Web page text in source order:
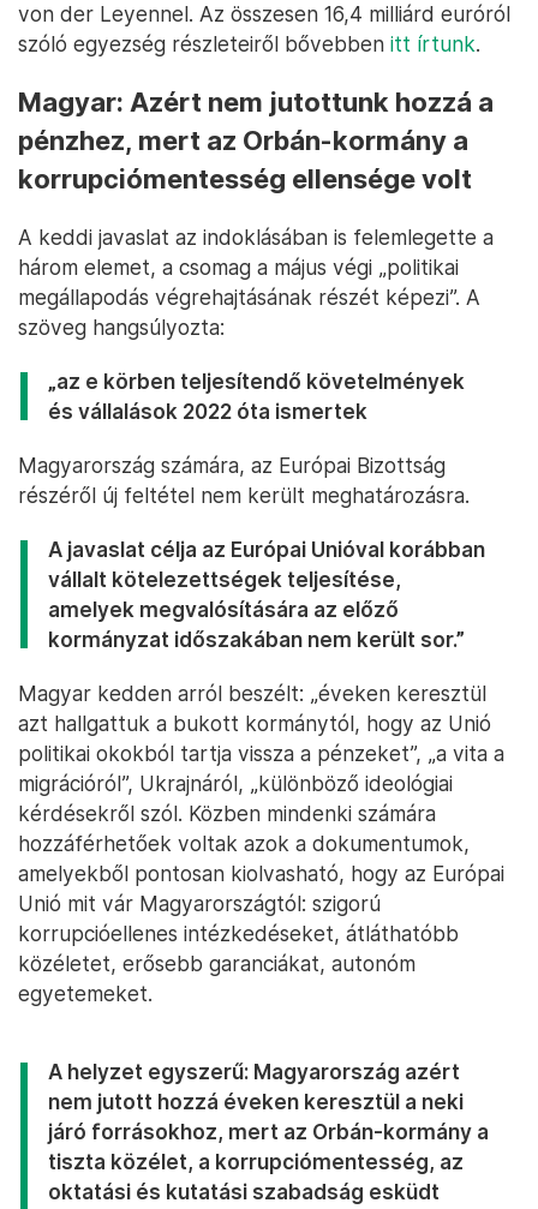
von der Leyennel. Az összesen 16,4 milliárd euróról
szóló egyezség részleteiről bővebben itt írtunk.
Magyar: Azért nem jutottunk hozzá a
pénzhez, mert az Orbán-kormány a
korrupciómentesség ellensége volt
A keddi javaslat az indoklásában is felemlegette a
három elemet, a csomag a május végi „politikai
megállapodás végrehajtásának részét képezi”. A
szöveg hangsúlyozta:
„az e körben teljesítendő követelmények
és vállalások 2022 óta ismertek
Magyarország számára, az Európai Bizottság
részéről új feltétel nem került meghatározásra.
A javaslat célja az Európai Unióval korábban
vállalt kötelezettségek teljesítése,
amelyek megvalósítására az előző
kormányzat időszakában nem került sor.”
Magyar kedden arról beszélt: „éveken keresztül
azt hallgattuk a bukott kormánytól, hogy az Unió
politikai okokból tartja vissza a pénzeket”, „a vita a
migrációról”, Ukrajnáról, „különböző ideológiai
kérdésekről szól. Közben mindenki számára
hozzáférhetőek voltak azok a dokumentumok,
amelyekből pontosan kiolvasható, hogy az Európai
Unió mit vár Magyarországtól: szigorú
korrupcióellenes intézkedéseket, átláthatóbb
közéletet, erősebb garanciákat, autonóm
egyetemeket.
A helyzet egyszerű: Magyarország azért
nem jutott hozzá éveken keresztül a neki
járó forrásokhoz, mert az Orbán-kormány a
tiszta közélet, a korrupciómentesség, az
oktatási és kutatási szabadság esküdt